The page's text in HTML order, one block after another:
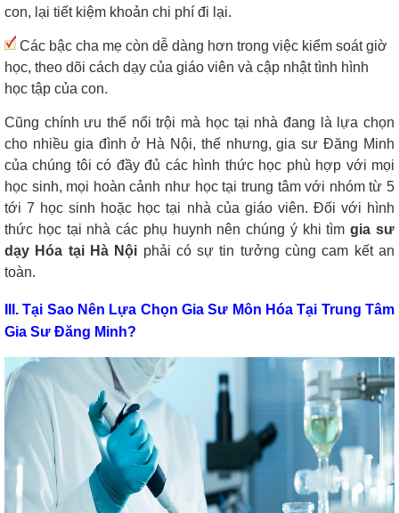
con, lại tiết kiệm khoản chi phí đi lại.
Các bậc cha mẹ còn dễ dàng hơn trong việc kiểm soát giờ
học, theo dõi cách dạy của giáo viên và cập nhật tình hình
học tập của con.
Cũng chính ưu thế nổi trội mà học tại nhà đang là lựa chọn
cho nhiều gia đình ở Hà Nội, thế nhưng, gia sư Đăng Minh
của chúng tôi có đầy đủ các hình thức học phù hợp với mọi
học sinh, mọi hoàn cảnh như học tại trung tâm với nhóm từ 5
tới 7 học sinh hoặc học tại nhà của giáo viên. Đối với hình
thức học tại nhà các phụ huynh nên chúng ý khi tìmgia sư
dạy Hóa tại Hà Nội phải có sự tin tưởng cùng cam kết an
toàn.
III. Tại Sao Nên Lựa Chọn Gia Sư Môn Hóa Tại Trung Tâm
Gia Sư Đăng Minh?